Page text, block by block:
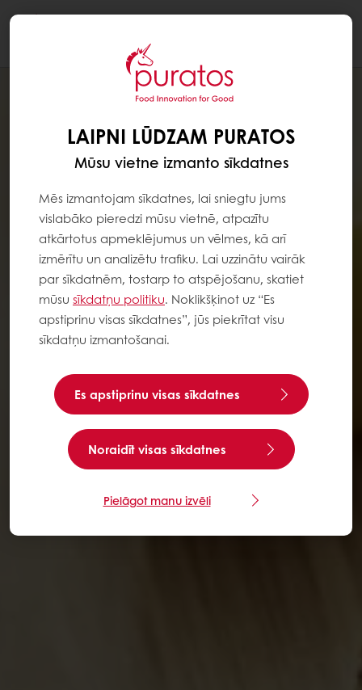
LAIPNI LŪDZAM PURATOS
Mūsu vietne izmanto sīkdatnes
Mēs izmantojam sīkdatnes, lai sniegtu jums
vislabāko pieredzi mūsu vietnē, atpazītu
atkārtotus apmeklējumus un vēlmes, kā arī
izmērītu un analizētu trafiku. Lai uzzinātu vairāk
par sīkdatnēm, tostarp to atspējošanu, skatiet
mūsu sīkdatņu politiku. Noklikšķinot uz “Es
apstiprinu visas sīkdatnes”, jūs piekrītat visu
sīkdatņu izmantošanai.
Es apstiprinu visas sīkdatnes
Noraidīt visas sīkdatnes
Pielāgot manu izvēli